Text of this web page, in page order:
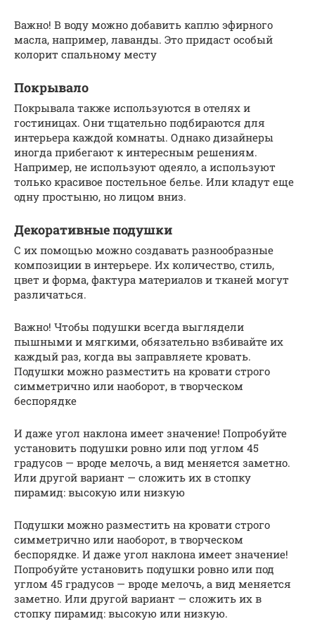
Важно! В воду можно добавить каплю эфирного
масла, например, лаванды. Это придаст особый
колорит спальному месту
Покрывало
Покрывала также используются в отелях и
гостиницах. Они тщательно подбираются для
интерьера каждой комнаты. Однако дизайнеры
иногда прибегают к интересным решениям.
Например, не используют одеяло, а используют
только красивое постельное белье. Или кладут еще
одну простыню, но лицом вниз.
Декоративные подушки
С их помощью можно создавать разнообразные
композиции в интерьере. Их количество, стиль,
цвет и форма, фактура материалов и тканей могут
различаться.
Важно! Чтобы подушки всегда выглядели
пышными и мягкими, обязательно взбивайте их
каждый раз, когда вы заправляете кровать.
Подушки можно разместить на кровати строго
симметрично или наоборот, в творческом
беспорядке
И даже угол наклона имеет значение! Попробуйте
установить подушки ровно или под углом 45
градусов — вроде мелочь, а вид меняется заметно.
Или другой вариант — сложить их в стопку
пирамид: высокую или низкую
Подушки можно разместить на кровати строго
симметрично или наоборот, в творческом
беспорядке. И даже угол наклона имеет значение!
Попробуйте установить подушки ровно или под
углом 45 градусов — вроде мелочь, а вид меняется
заметно. Или другой вариант — сложить их в
стопку пирамид: высокую или низкую.